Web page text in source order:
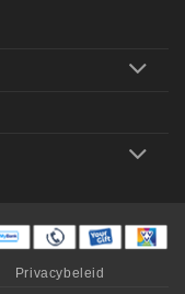
Privacybeleid